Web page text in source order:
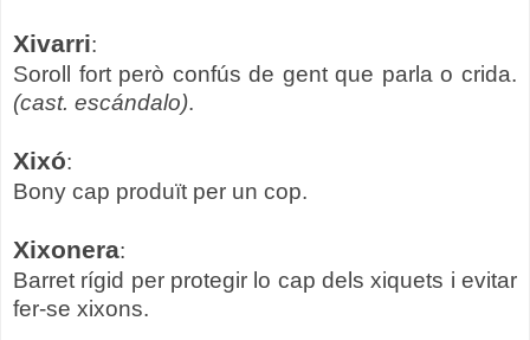
Xivarri:
Soroll fort però confús de gent que parla o crida.
(cast. escándalo).
Xixó:
Bony cap produït per un cop.
Xixonera:
Barret rígid per protegir lo cap dels xiquets i evitar
fer-se xixons.